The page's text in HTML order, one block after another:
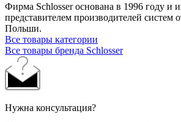
Фирма Schlosser основана в 1996 году и
представителем производителей систем
Польши.
Все товары категории
Все товары бренда Schlosser
Нужна консультация?